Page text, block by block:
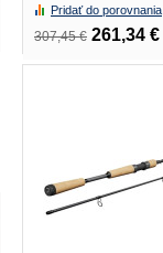
Pridať do porovnania
307,45 € 261,34 €